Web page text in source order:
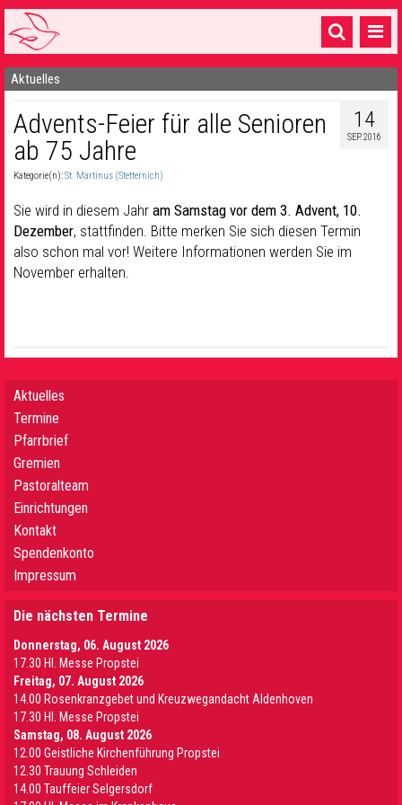
Startseite
1 Pfarrei
16 Gemeinden & mehr
Sakramente & Feste
Gemeinschaft & Soziales
Aktuelles
14
SEP. 2016
Advents-Feier für alle Senioren
ab 75 Jahre
Kategorie(n):St. Martinus (Stetternich)
Sie wird in diesem Jahr am Samstag vor dem 3. Advent, 10.
Dezember, stattfinden. Bitte merken Sie sich diesen Termin
also schon mal vor! Weitere Informationen werden Sie im
November erhalten.
Aktuelles
Termine
Pfarrbrief
Gremien
Pastoralteam
Einrichtungen
Kontakt
Spendenkonto
Impressum
Die nächsten Termine
Donnerstag, 06. August 2026
17.30 Hl. Messe Propstei
Freitag, 07. August 2026
14.00 Rosenkranzgebet und Kreuzwegandacht Aldenhoven
17.30 Hl. Messe Propstei
Samstag, 08. August 2026
12.00 Geistliche Kirchenführung Propstei
12.30 Trauung Schleiden
14.00 Tauffeier Selgersdorf